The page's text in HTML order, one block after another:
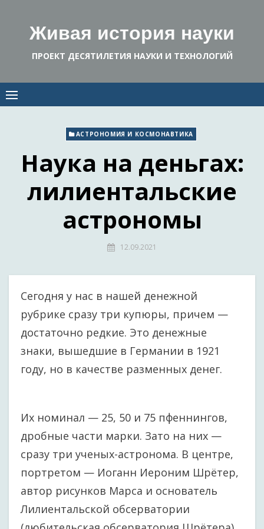
contentЖивая история науки
ПРОЕКТ ДЕСЯТИЛЕТИЯ НАУКИ И ТЕХНОЛОГИЙ
АСТРОНОМИЯ И КОСМОНАВТИКА
Наука на деньгах:
лилиентальские
астрономы
12.09.2021
Сегодня у нас в нашей денежной
рубрике сразу три купюры, причем —
достаточно редкие. Это денежные
знаки, вышедшие в Германии в 1921
году, но в качестве разменных денег.
Их номинал — 25, 50 и 75 пфеннингов,
дробные части марки. Зато на них —
сразу три ученых-астронома. В центре,
портретом — Иоганн Иероним Шрётер,
автор рисунков Марса и основатель
Лилиентальской обсерватории